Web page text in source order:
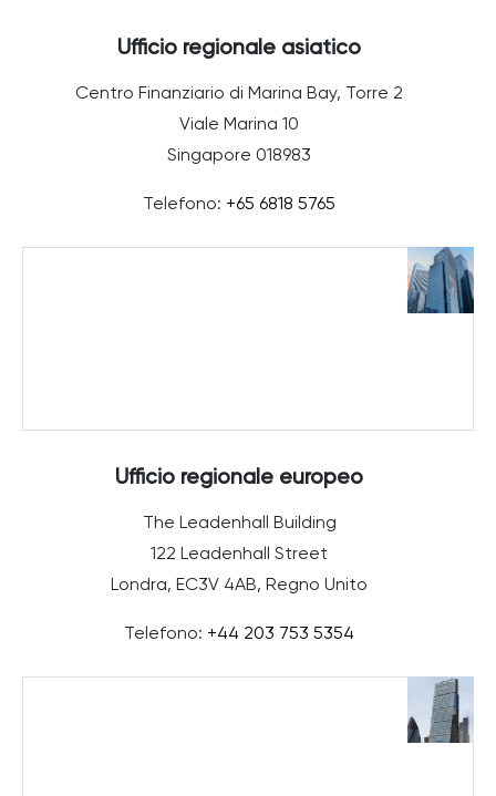
Ufficio regionale asiatico
Centro Finanziario di Marina Bay, Torre 2
Viale Marina 10
Singapore 018983
Telefono: +65 6818 5765
Ufficio regionale europeo
The Leadenhall Building
122 Leadenhall Street
Londra, EC3V 4AB, Regno Unito
Telefono: +44 203 753 5354